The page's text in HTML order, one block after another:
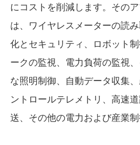
にコストを削減します。その
は、ワイヤレスメーターの読
化とセキュリティ、ロボット
ークの監視、電力負荷の監視
な照明制御、自動データ収集
ントロールテレメトリ、高速
送、その他の電力および産業